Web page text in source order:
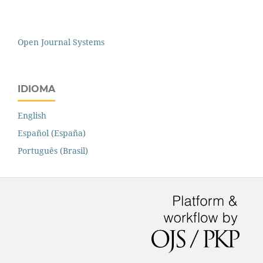
Open Journal Systems
IDIOMA
English
Español (España)
Português (Brasil)